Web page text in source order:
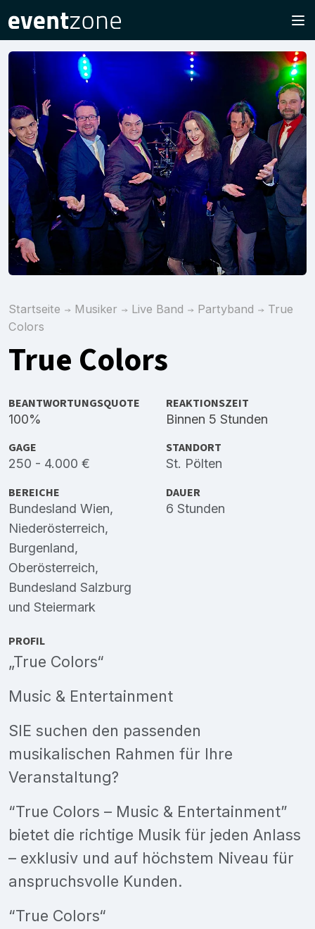
Startseite Musiker Live Band Partyband
True
Colors
True Colors
BEANTWORTUNGSQUOTE
100%
REAKTIONSZEIT
Binnen 5 Stunden
GAGE
250 - 4.000 €
STANDORT
St. Pölten
BEREICHE
Bundesland Wien,
Niederösterreich,
Burgenland,
Oberösterreich,
Bundesland Salzburg
und Steiermark
DAUER
6 Stunden
PROFIL
„True Colors“
Music & Entertainment
SIE suchen den passenden
musikalischen Rahmen für Ihre
Veranstaltung?
“True Colors – Music & Entertainment”
bietet die richtige Musik für jeden Anlass
– exklusiv und auf höchstem Niveau für
anspruchsvolle Kunden.
“True Colors“